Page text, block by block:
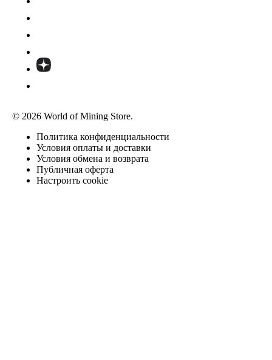
© 2026 World of Mining Store.
Политика конфиденциальности
Условия оплаты и доставки
Условия обмена и возврата
Публичная оферта
Настроить cookie